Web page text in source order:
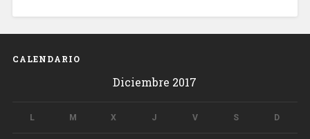
CALENDARIO
Diciembre 2017
L M X J V S D